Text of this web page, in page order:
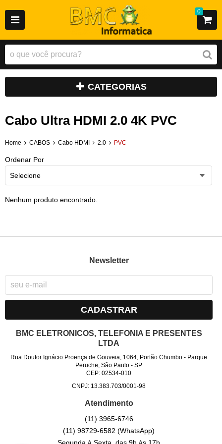
0
CATEGORIAS
Cabo Ultra HDMI 2.0 4K PVC
Home CABOS Cabo HDMI 2.0 PVC
Ordenar Por
Selecione
Nenhum produto encontrado.
Newsletter
CADASTRAR
BMC ELETRONICOS, TELEFONIA E PRESENTES
LTDA
Rua Doutor Ignácio Proença de Gouveia, 1064, Portão Chumbo - Parque
Peruche, São Paulo -SP
CEP: 02534-010
CNPJ: 13.383.703/0001-98
Atendimento
(11) 3965-6746
(11) 98729-6582(WhatsApp)